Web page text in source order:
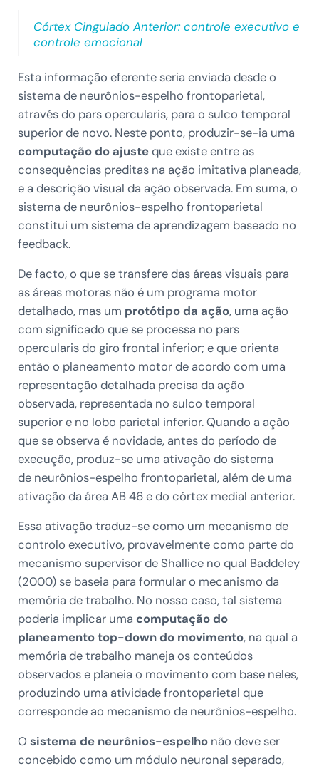
Córtex Cingulado Anterior: controle executivo e
controle emocional
Esta informação eferente seria enviada desde o
sistema de neurônios-espelho frontoparietal,
através do pars opercularis, para o sulco temporal
superior de novo. Neste ponto, produzir-se-ia uma
computação do ajusteque existe entre as
consequências preditas na ação imitativa planeada,
e a descrição visual da ação observada. Em suma, o
sistema de neurônios-espelho frontoparietal
constitui um sistema de aprendizagem baseado no
feedback.
De facto, o que se transfere das áreas visuais para
as áreas motoras não é um programa motor
detalhado, mas um protótipo da ação, uma ação
com significado que se processa no pars
opercularis do giro frontal inferior; e que orienta
então o planeamento motor de acordo com uma
representação detalhada precisa da ação
observada, representada no sulco temporal
superior e no lobo parietal inferior. Quando a ação
que se observa é novidade, antes do período de
execução, produz-se uma ativação do sistema
de neurônios-espelho frontoparietal, além de uma
ativação da área AB 46 e do córtex medial anterior.
Essa ativação traduz-se como um mecanismo de
controlo executivo, provavelmente como parte do
mecanismo supervisor de Shallice no qual Baddeley
(2000) se baseia para formular o mecanismo da
memória de trabalho. No nosso caso, tal sistema
poderia implicar uma computação do
planeamento top-down do movimento, na qual a
memória de trabalho maneja os conteúdos
observados e planeia o movimento com base neles,
produzindo uma atividade frontoparietal que
corresponde ao mecanismo de neurônios-espelho.
O sistema de neurônios-espelhonão deve ser
concebido como um módulo neuronal separado,